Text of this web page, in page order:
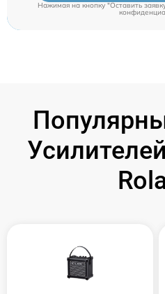
Нажимая на кнопку "Оставить